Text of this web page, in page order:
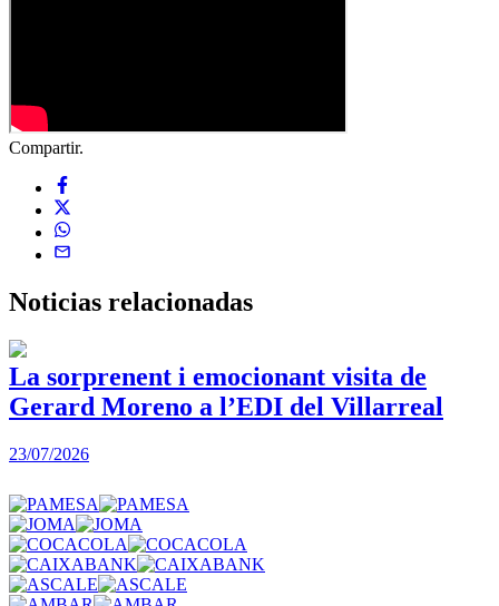
Compartir.
Noticias relacionadas
La sorprenent i emocionant visita de
Gerard Moreno a l’EDI del Villarreal
23/07/2026